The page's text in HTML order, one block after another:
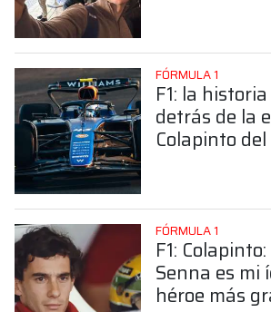
FÓRMULA 1
F1: la
detrás de la
Colapinto
FÓRMULA 1
F1:
Senna es mi
héroe más